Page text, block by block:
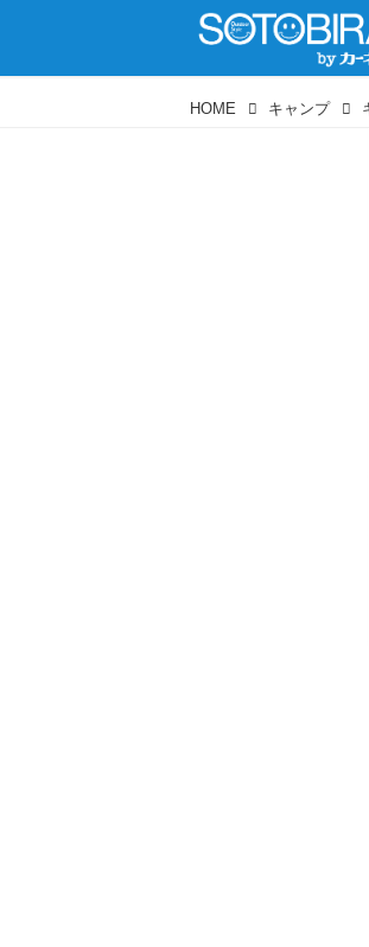
HOME キャンプ